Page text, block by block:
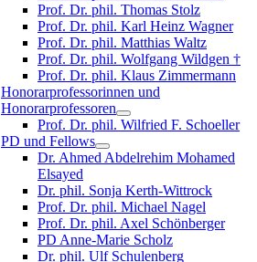
Prof. Dr. phil. Thomas Stolz
Prof. Dr. phil. Karl Heinz Wagner
Prof. Dr. phil. Matthias Waltz
Prof. Dr. phil. Wolfgang Wildgen †
Prof. Dr. phil. Klaus Zimmermann
Honorarprofessorinnen und
Honorarprofessoren
Prof. Dr. phil. Wilfried F. Schoeller
PD und Fellows
Dr. Ahmed Abdelrehim Mohamed
Elsayed
Dr. phil. Sonja Kerth-Wittrock
Prof. Dr. phil. Michael Nagel
Prof. Dr. phil. Axel Schönberger
PD Anne-Marie Scholz
Dr. phil. Ulf Schulenberg